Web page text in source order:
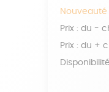
Nouveauté
Prix : du -
Prix : du +
Disponibilité